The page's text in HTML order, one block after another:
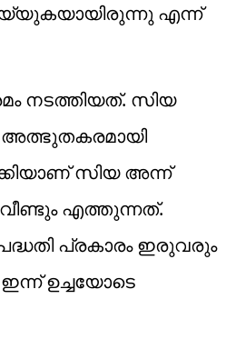
എന്ന്
നടത്തിയത്. സിയ
അത്ഭുതകരമായി
സിയ അന്ന്
വീണ്ടും എത്തുന്നത്.
പ്രകാരം ഇരുവരും
ഉച്ചയോടെ